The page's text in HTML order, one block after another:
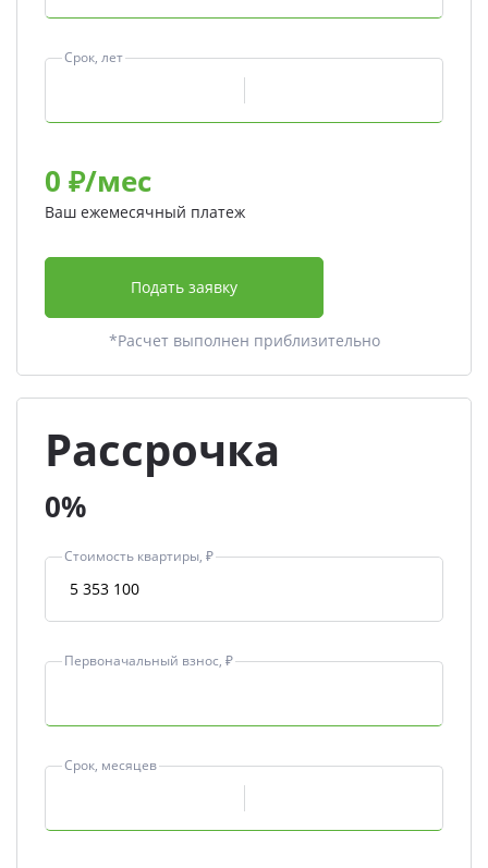
Срок, лет
0 ₽/мес
Ваш ежемесячный платеж
Подать заявку
*Расчет выполнен приблизительно
Рассрочка
0%
Стоимость квартиры, ₽
Первоначальный взнос, ₽
Срок, месяцев